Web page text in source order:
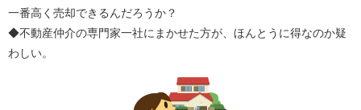
一番高く売却できるんだろうか？
◆不動産仲介の専門家一社にまかせた方が、ほんとうに得なのか疑
わしい。